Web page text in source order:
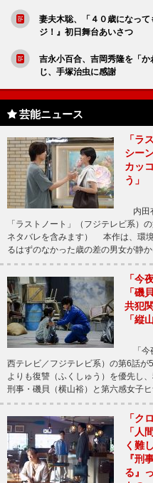
妻夫木聡、「４０歳になっ
ジ！』初日舞台あいさつ
吉永小百合、吉岡秀隆を「
じ、手塚治虫に感謝
芸能ニュース
「ラ
シー
カッ
う」
内田
「ラストノート」（フジテレビ系）
ネタバレを含みます） 本作は、環
るはずのなかった歳の差の男女が静
「今
「磯
共犯
「縦
「今
西テレビ／フジテレビ系）の第6話
よりも復讐（ふくしゅう）を優先し
刑事・磯貝（横山裕）と第六感女子
「ク
「人
く難
『刑
る』